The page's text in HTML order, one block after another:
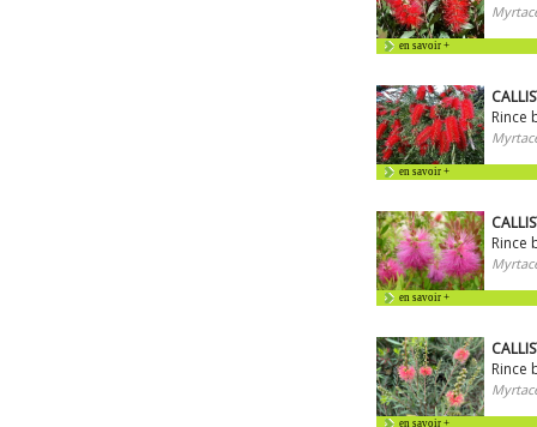
en savoir +
Rince
en savoir +
Rince
en savoir +
Rince
en savoir +